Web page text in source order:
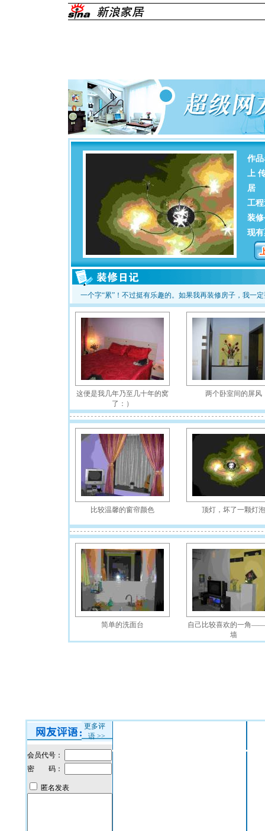
作
上
居
工
装
现
一个字“累”！不过挺有乐趣的。如果我再装修房子，我一
这便是我几年乃至几十年的窝
了：）
两个卧室间的屏风
比较温馨的窗帘颜色 顶灯，坏了一颗灯泡
简单的洗面台
自己比较喜欢的一角
墙
更多评
语>>
会员代号：
密 码：
匿名发表